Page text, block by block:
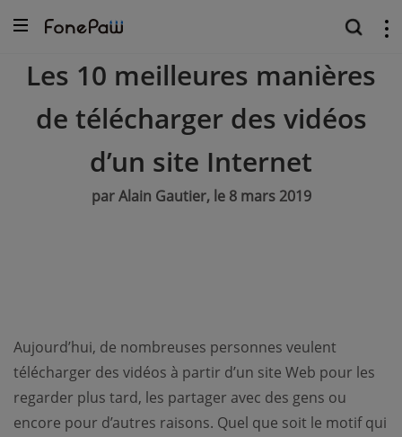
Les 10 meilleures manières
de télécharger des vidéos
d’un site Internet
par Alain Gautier, le 8 mars 2019
Aujourd’hui, de nombreuses personnes veulent
télécharger des vidéos à partir d’un site Web pour les
regarder plus tard, les partager avec des gens ou
encore pour d’autres raisons. Quel que soit le motif qui